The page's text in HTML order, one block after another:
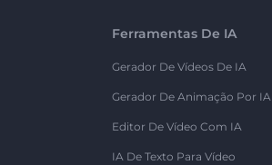
Ferramentas De IA
Gerador De Vídeos De IA
Gerador De Animação Por IA
Editor De Vídeo Com IA
IA De Texto Para Vídeo